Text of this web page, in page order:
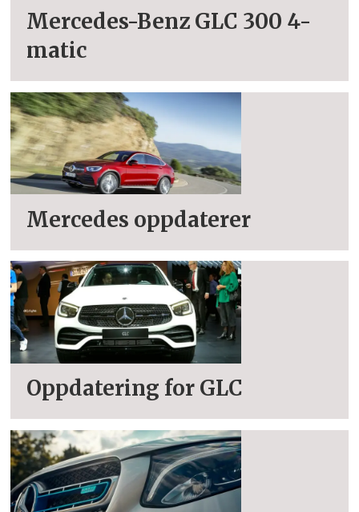
Mercedes-Benz GLC 300 4-
matic
Mercedes oppdaterer
Oppdatering for GLC